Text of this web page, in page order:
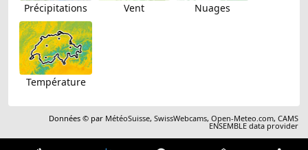
Précipitations Vent Nuages
Température
Données © par MétéoSuisse,SwissWebcams,Open-Meteo.com,CAMS
ENSEMBLE data provider